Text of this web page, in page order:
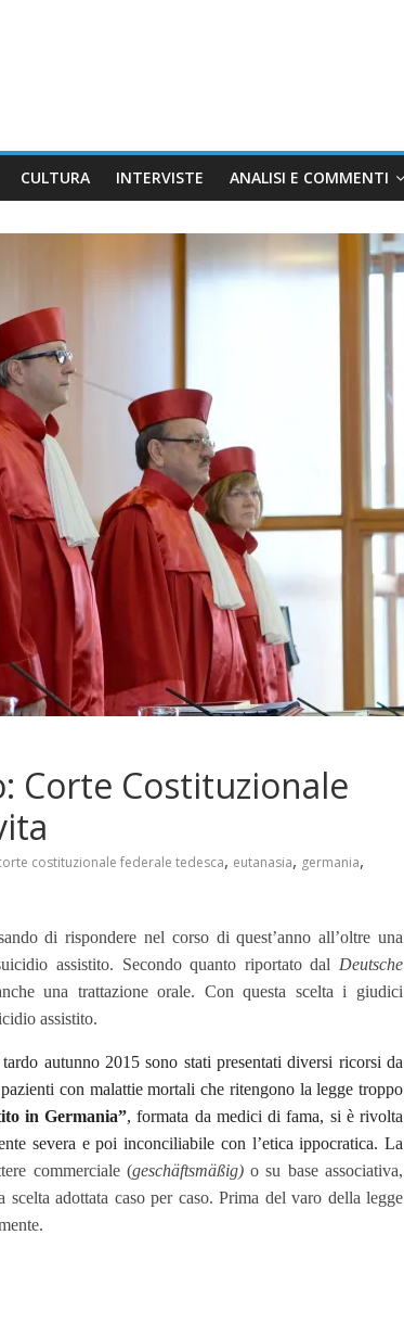
CULTURA INTERVISTE ANALISI E COMMENTI
Corte Costituzionale
costituzionale federale tedesca, eutanasia, germania,
di rispondere nel corso di quest’anno all’oltre una
assistito. Secondo quanto riportato dal Deutsche
una trattazione orale. Con questa scelta i giudici
assistito.
tardo autunno 2015sono stati presentati diversi ricorsi da
con malattie mortali che ritengono la legge troppo
in Germania”, formata da medici di fama, si è rivolta
severa e poi inconciliabile con l’etica ippocratica. La
commerciale (geschäftsmäßig)o su base associativa,
adottata caso per caso. Prima del varo della legge